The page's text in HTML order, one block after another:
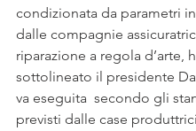
condizionata da parametri
dalle compagnie
riparazione a regola d’arte,
sottolineato il presidente
va eseguita  secondo gli
previsti dalle case